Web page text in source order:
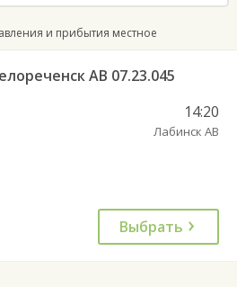
и прибытия местное
АВ 07.23.045
14:20
Лабинск АВ
Выбрать